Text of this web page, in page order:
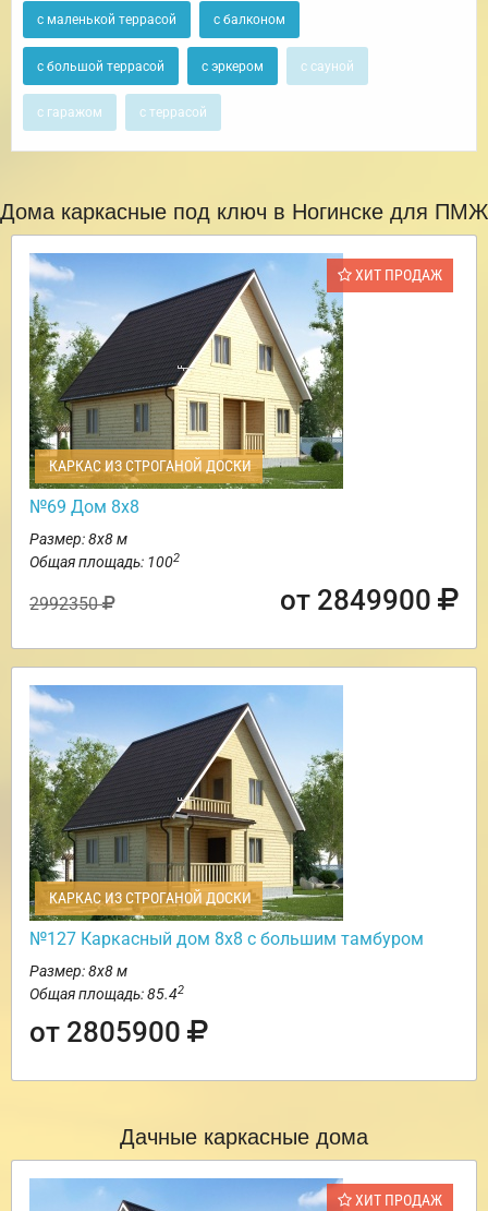
с маленькой террасой с балконом
с большой террасой с эркером с сауной
с гаражом с террасой
Дома каркасные под ключ в Ногинске для ПМЖ
ХИТ ПРОДАЖ
КАРКАС ИЗ СТРОГАНОЙ ДОСКИ
№69 Дом 8х8
Размер: 8х8 м
Общая площадь: 1002
2992350 от 2849900
КАРКАС ИЗ СТРОГАНОЙ ДОСКИ
№127 Каркасный дом 8х8 с большим тамбуром
Размер: 8х8 м
Общая площадь: 85.42
от 2805900
Дачные каркасные дома
ХИТ ПРОДАЖ